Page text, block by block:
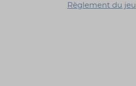
Règlement du jeu